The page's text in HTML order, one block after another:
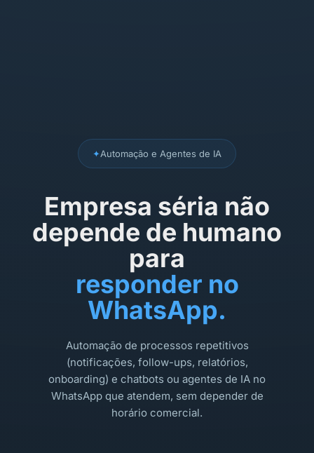
✦Automação e Agentes de IA
Empresa séria não
depende de humano
para
responder no
WhatsApp.
Automação de processos repetitivos
(notificações, follow-ups, relatórios,
onboarding) e chatbots ou agentes de IA no
WhatsApp que atendem, sem depender de
horário comercial.